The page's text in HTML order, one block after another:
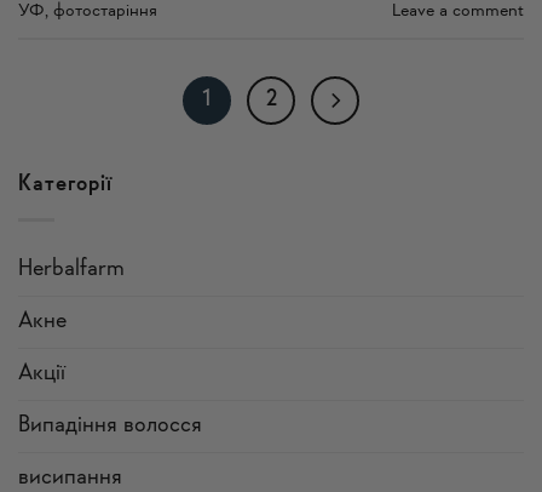
УФ, фотостаріння Leave a comment
1 2
Категорії
Herbalfarm
Акне
Акції
Випадіння волосся
висипання